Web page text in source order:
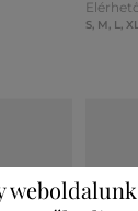
S, M, L,